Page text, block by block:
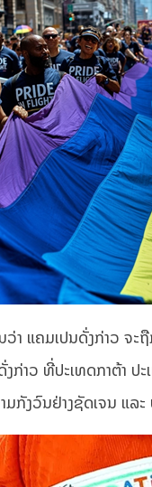
ນວ່າ ແຄມເປນດັ່ງກ່າວ
ກ່າວ ທີ່ປະເທດກາຕ້າ ປ
ມກັງວົນຢ່າງຊັດເຈນ ແລ